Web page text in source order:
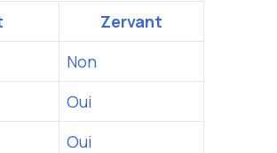
Zervant
Non
Oui
Oui